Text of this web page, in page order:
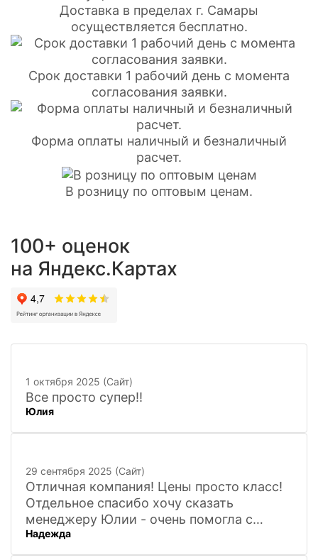
Доставка в пределах г. Самары
осуществляется бесплатно.
Срок доставки 1 рабочий день с момента
согласования заявки.
Форма оплаты наличный и безналичный
расчет.
В розницу по оптовым ценам.
100+ оценок
на Яндекс.Картах
1 октября 2025 (Сайт)
Все просто супер!!
Юлия
29 сентября 2025 (Сайт)
Отличная компания! Цены просто класс!
Отдельное спасибо хочу сказать
менеджеру Юлии - очень помогла с
покупкой и доставкой сувенирных
фигурок! Буду ждать новинок и покупать
Надежда